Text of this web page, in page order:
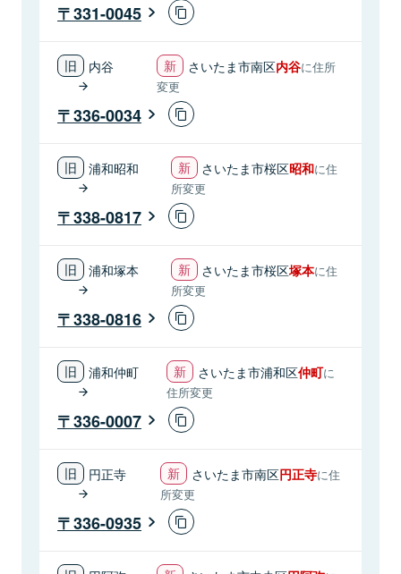
331-0045
内谷 さいたま市南区内谷に住所
変更
336-0034
浦和昭和 さいたま市桜区昭和に住
所変更
338-0817
浦和塚本 さいたま市桜区塚本に住
所変更
338-0816
浦和仲町 さいたま市浦和区仲町に
住所変更
336-0007
円正寺 さいたま市南区円正寺に住
所変更
336-0935